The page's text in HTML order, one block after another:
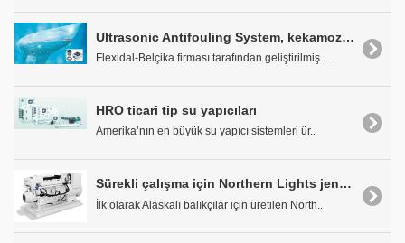
Ultrasonic Antifouling System, kekamoz derdine son veriyor
Flexidal-Belçika firması tarafından geliştirilmiş ..
HRO ticari tip su yapıcıları
Amerika’nın en büyük su yapıcı sistemleri ür..
Sürekli çalışma için Northern Lights jeneratör
İlk olarak Alaskalı balıkçılar için üretilen North..